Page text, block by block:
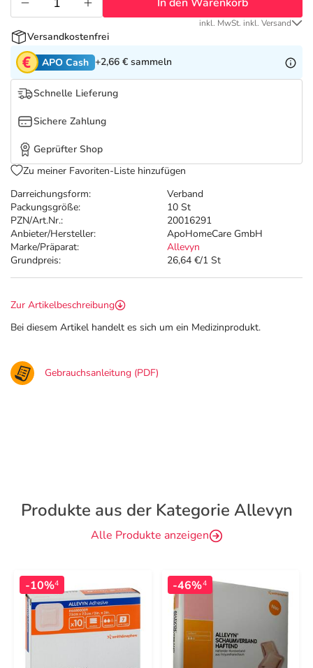
Tierapotheke
Vitamine & Mineralstoffe
Marken
Salus Deals
Darreichungsform:
Verband
Packungsgröße:
10 St
PZN/Art.Nr.:
20016291
Anbieter/Hersteller:
ApoHomeCare GmbH
Marke/Präparat:
Allevyn
Grundpreis:
26,64 €/1 St
inkl. MwSt. inkl. Versand
Versandkostenfrei
APO Cash +2,66 € sammeln
Schnelle Lieferung
Sichere Zahlung
Geprüfter Shop
Zu meiner Favoriten-Liste hinzufügen
Zur Artikelbeschreibung
Bei diesem Artikel handelt es sich um ein Medizinprodukt.
Gebrauchsanleitung (PDF)
Produkte aus der Kategorie Allevyn
Alle Produkte anzeigen
-10%4 -46%4